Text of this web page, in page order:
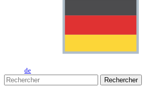
de
Rechercher